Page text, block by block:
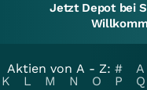
Jetzt Depot bei
Aktien von A - Z: # A
K
L M N O P Q